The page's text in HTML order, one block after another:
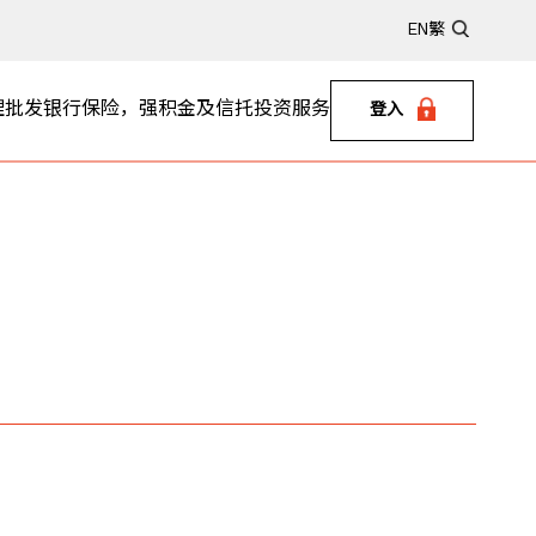
EN 繁
批发银行保险，强积金及信托投资服务 登入